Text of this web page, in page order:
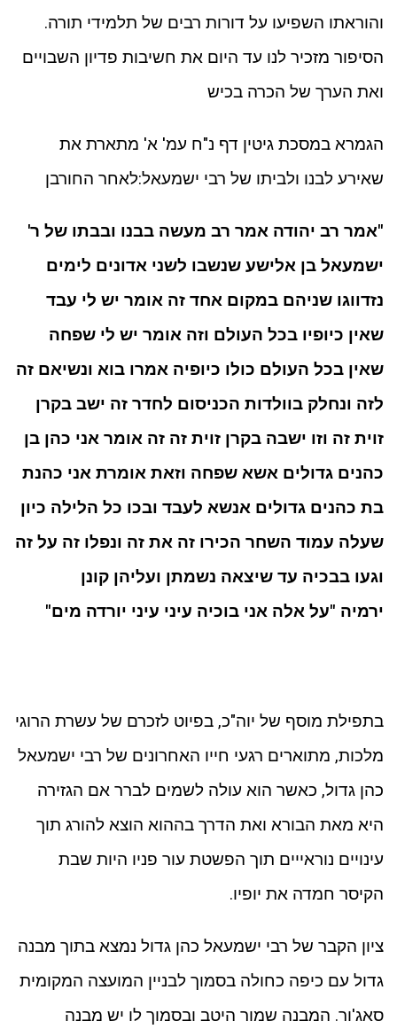
והוראתו השפיעו על דורות רבים של תלמידי תורה.
הסיפור מזכיר לנו עד היום את חשיבות פדיון השבויים
ואת הערך של הכרה בכיש
הגמרא במסכת גיטין דף נ"ח עמ' א' מתארת את
שאירע לבנו ולביתו של רבי ישמעאל:לאחר החורבן
"אמר רב יהודה אמר רב מעשה בבנו ובבתו של ר'
ישמעאל בן אלישע שנשבו לשני אדונים לימים
נזדווגו שניהם במקום אחד זה אומר יש לי עבד
שאין כיופיו בכל העולם וזה אומר יש לי שפחה
שאין בכל העולם כולו כיופיה אמרו בוא ונשיאם זה
לזה ונחלק בוולדות הכניסום לחדר זה ישב בקרן
זוית זה וזו ישבה בקרן זוית זה זה אומר אני כהן בן
כהנים גדולים אשא שפחה וזאת אומרת אני כהנת
בת כהנים גדולים אנשא לעבד ובכו כל הלילה כיון
שעלה עמוד השחר הכירו זה את זה ונפלו זה על זה
וגעו בבכיה עד שיצאה נשמתן ועליהן קונן
ירמיה "על אלה אני בוכיה עיני עיני יורדה מים"
בתפילת מוסף של יוה"כ, בפיוט לזכרם של עשרת הרוגי
מלכות, מתוארים רגעי חייו האחרונים של רבי ישמעאל
כהן גדול, כאשר הוא עולה לשמים לברר אם הגזירה
היא מאת הבורא ואת הדרך בההוא הוצא להורג תוך
עינויים נוראייים תוך הפשטת עור פניו היות שבת
הקיסר חמדה את יופיו.
ציון הקבר של רבי ישמעאל כהן גדול נמצא בתוך מבנה
גדול עם כיפה כחולה בסמוך לבניין המועצה המקומית
סאג'ור. המבנה שמור היטב ובסמוך לו יש מבנה